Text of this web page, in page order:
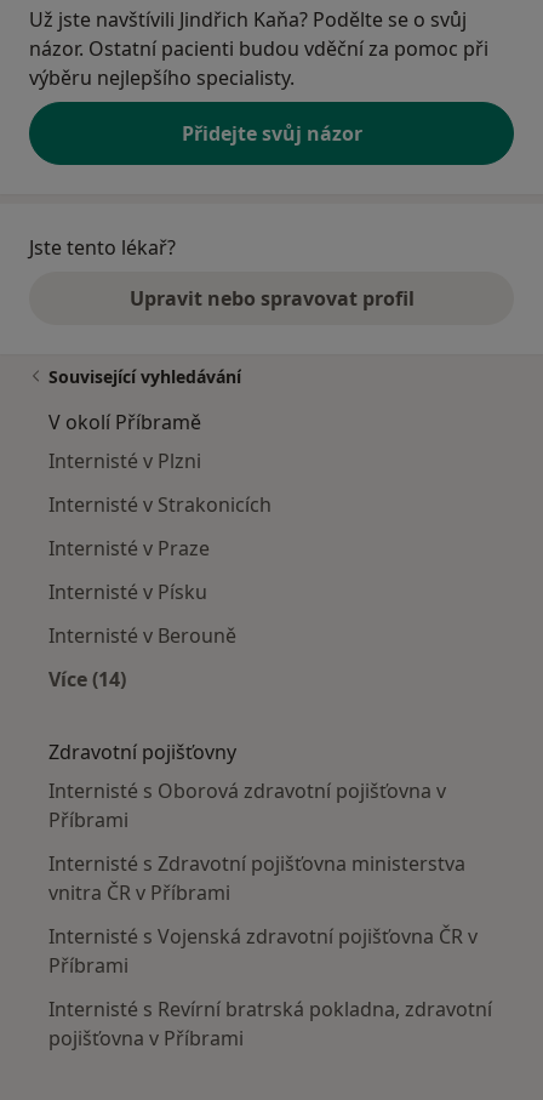
Už jste navštívili Jindřich Kaňa? Podělte se o svůj
názor. Ostatní pacienti budou vděční za pomoc při
výběru nejlepšího specialisty.
Přidejte svůj názor
Jste tento lékař?
Upravit nebo spravovat profil
Související vyhledávání
V okolí Příbramě
Internisté v Plzni
Internisté v Strakonicích
Internisté v Praze
Internisté v Písku
Internisté v Berouně
Více (14)
Zdravotní pojišťovny
Internisté s Oborová zdravotní pojišťovna v
Příbrami
Internisté s Zdravotní pojišťovna ministerstva
vnitra ČR v Příbrami
Internisté s Vojenská zdravotní pojišťovna ČR v
Příbrami
Internisté s Revírní bratrská pokladna, zdravotní
pojišťovna v Příbrami